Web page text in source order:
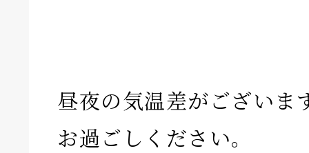
昼夜の気温差がございま
お過ごしください。